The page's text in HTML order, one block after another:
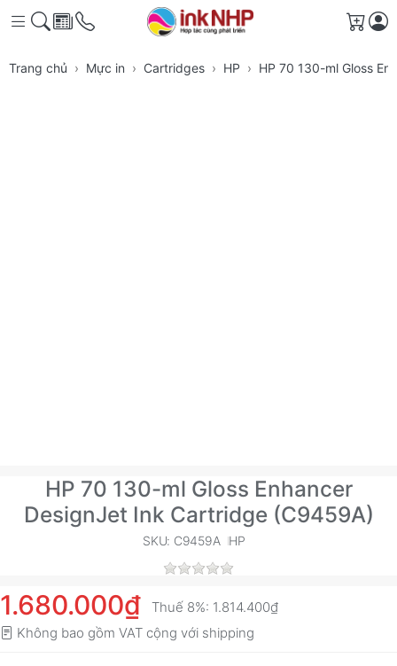
Giỏ
Trang chủ Mực in Cartridges HP HP 70 130-ml Gloss
HP 70 130-ml Gloss Enhancer
DesignJet Ink Cartridge (C9459A)
SKU: C9459A HP
1.680.000₫ Thuế 8%: 1.814.400₫
Không bao gồm VAT cộng với shipping